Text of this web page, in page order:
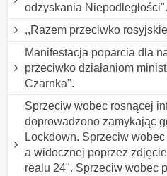
odzyskania Niepodległości".
,,Razem przeciwko
Manifestacja poparcia dla
przeciwko działaniom
Czarnka".
Sprzeciw wobec rosnącej
doprowadzono zamykając
Lockdown. Sprzeciw
a widocznej poprzez
realu 24". Sprzeciw wobec